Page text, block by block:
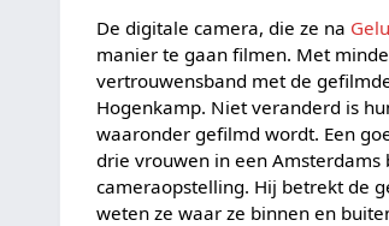
De digitale camera, die ze na
manier te gaan filmen. Met
vertrouwensband met de
Hogenkamp. Niet veranderd is
waaronder gefilmd wordt. Een
drie vrouwen in een
cameraopstelling. Hij betrekt de
weten ze waar ze binnen en